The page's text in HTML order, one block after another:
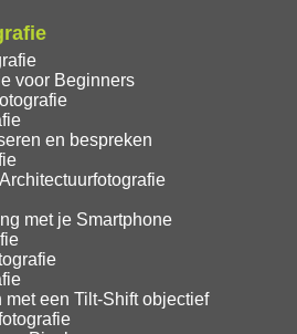
voor Beginners
en bespreken
met je Smartphone
een Tilt-Shift objectief